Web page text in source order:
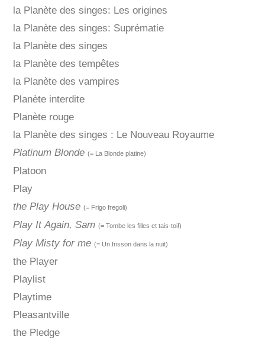
la Planète des singes: Les origines
la Planète des singes: Suprématie
la Planète des singes
la Planète des tempêtes
la Planète des vampires
Planète interdite
Planète rouge
la Planète des singes : Le Nouveau Royaume
Platinum Blonde (= La Blonde platine)
Platoon
Play
the Play House (= Frigo fregoli)
Play It Again, Sam (= Tombe les filles et tais-toi!)
Play Misty for me (= Un frisson dans la nuit)
the Player
Playlist
Playtime
Pleasantville
the Pledge